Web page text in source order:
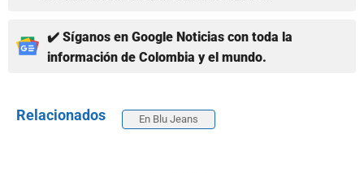
✔️ Síganos en Google Noticias con toda la
información de Colombia y el mundo.
Relacionados En Blu Jeans